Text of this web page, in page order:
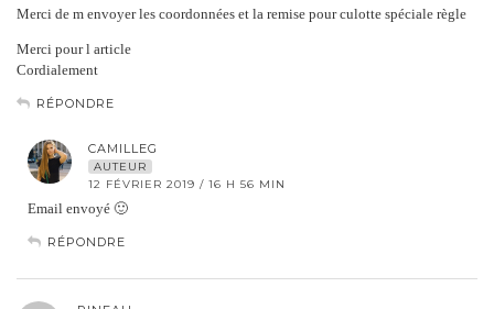
Merci de m envoyer les coordonnées et la remise pour culotte spéciale règle
Merci pour l article
Cordialement
RÉPONDRE
CAMILLEG
AUTEUR
12 FÉVRIER 2019 / 16 H 56 MIN
Email envoyé 🙂
RÉPONDRE